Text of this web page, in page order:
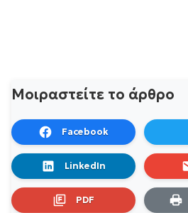
Μοιραστείτε το άρθρο
Facebook
LinkedIn
PDF